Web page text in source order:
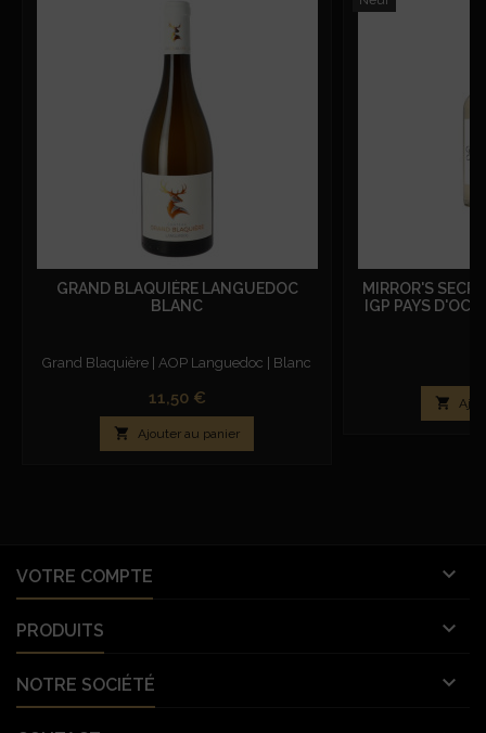
GRAND BLAQUIÈRE LANGUEDOC
BLANC
Grand Blaquière | AOP Languedoc | Blanc
Prix
11,50 €
 Ajouter au panier
MIRROR'S
IGP PAYS D'OC

VOTRE COMPTE 
PRODUITS 
NOTRE SOCIÉTÉ 